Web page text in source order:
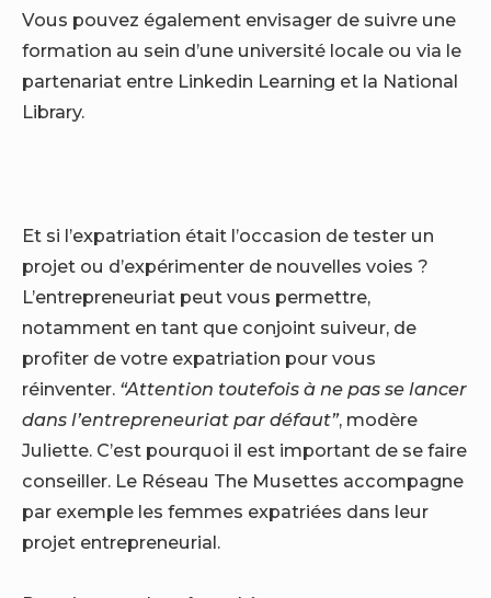
Vous pouvez également envisager de suivre une
formation au sein d’une université locale ou via le
partenariat entre Linkedin Learning et la National
Library.
Et si l’expatriation était l’occasion de tester un
projet ou d’expérimenter de nouvelles voies ?
L’entrepreneuriat peut vous permettre,
notamment en tant que conjoint suiveur, de
profiter de votre expatriation pour vous
réinventer. “Attention toutefois à ne pas se lancer
dans l’entrepreneuriat par défaut”, modère
Juliette. C’est pourquoi il est important de se faire
conseiller. Le Réseau The Musettes accompagne
par exemple les femmes expatriées dans leur
projet entrepreneurial.